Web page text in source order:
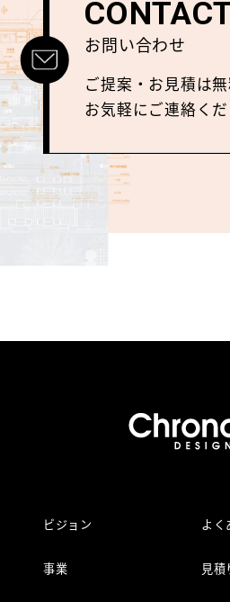
お問い合わせ
ご提案‧お⾒積は無
お気軽にご連絡くだ
ビジョン
事業
よく
見